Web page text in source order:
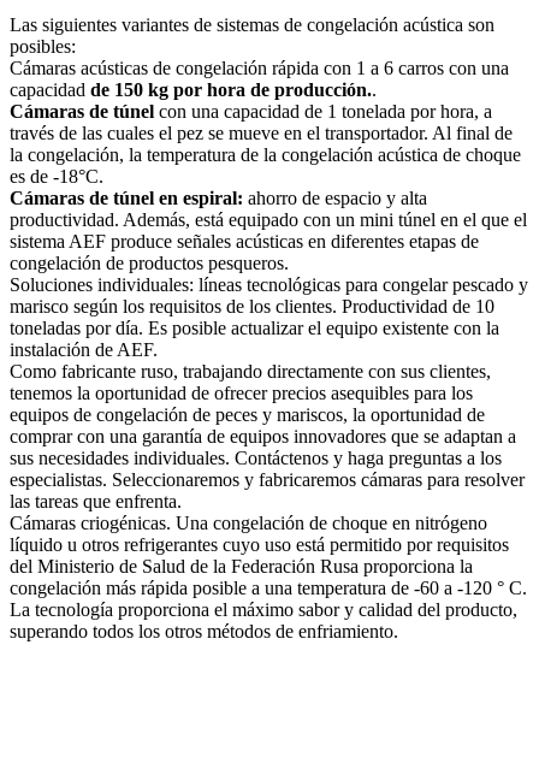
Las siguientes variantes de sistemas de congelación acústica son
posibles:
Cámaras acústicas de congelación rápida con 1 a 6 carros con una
capacidad de 150 kg por hora de producción..
Cámaras de túnel con una capacidad de 1 tonelada por hora, a
través de las cuales el pez se mueve en el transportador. Al final de
la congelación, la temperatura de la congelación acústica de choque
es de -18°C.
Cámaras de túnel en espiral: ahorro de espacio y alta
productividad. Además, está equipado con un mini túnel en el que el
sistema AEF produce señales acústicas en diferentes etapas de
congelación de productos pesqueros.
Soluciones individuales: líneas tecnológicas para congelar pescado y
marisco según los requisitos de los clientes. Productividad de 10
toneladas por día. Es posible actualizar el equipo existente con la
instalación de AEF.
Como fabricante ruso, trabajando directamente con sus clientes,
tenemos la oportunidad de ofrecer precios asequibles para los
equipos de congelación de peces y mariscos, la oportunidad de
comprar con una garantía de equipos innovadores que se adaptan a
sus necesidades individuales. Contáctenos y haga preguntas a los
especialistas. Seleccionaremos y fabricaremos cámaras para resolver
las tareas que enfrenta.
Cámaras criogénicas. Una congelación de choque en nitrógeno
líquido u otros refrigerantes cuyo uso está permitido por requisitos
del Ministerio de Salud de la Federación Rusa proporciona la
congelación más rápida posible a una temperatura de -60 a -120 ° C.
La tecnología proporciona el máximo sabor y calidad del producto,
superando todos los otros métodos de enfriamiento.